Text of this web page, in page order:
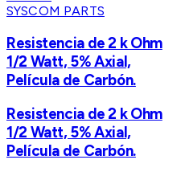
SYSCOM PARTS
Resistencia de 2 k Ohm
1/2 Watt, 5% Axial,
Película de Carbón.
Resistencia de 2 k Ohm
1/2 Watt, 5% Axial,
Película de Carbón.